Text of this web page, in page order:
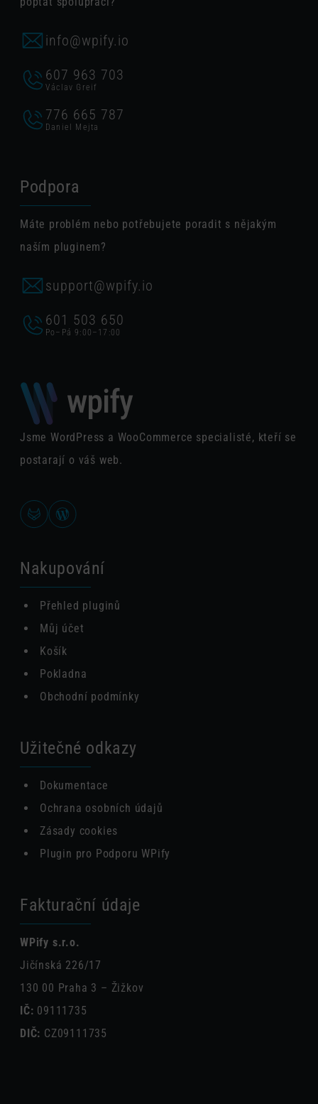
info@wpify.io
607 963 703
Václav Greif
776 665 787
Daniel Mejta
Podpora
Máte problém nebo potřebujete poradit s nějakým
naším pluginem?
support@wpify.io
601 503 650
Po–Pá 9:00–17:00
Jsme WordPress a WooCommerce specialisté, kteří se
postarají o váš web.
Nakupování
Přehled pluginů
Můj účet
Košík
Pokladna
Obchodní podmínky
Užitečné odkazy
Dokumentace
Ochrana osobních údajů
Zásady cookies
Plugin pro Podporu WPify
Fakturační údaje
WPify s.r.o.
Jičínská 226/17
130 00 Praha 3 – Žižkov
IČ: 09111735
DIČ: CZ09111735